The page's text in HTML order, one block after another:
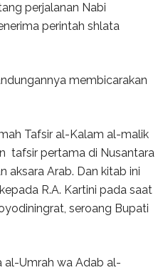
perjalanan Nabi
perintah shlata
membicarakan
Tafsir al-Kalam al-malik
tafsir pertama di Nusantara
aksara Arab. Dan kitab ini
R.A. Kartini pada saat
seroang Bupati
al-Umrah wa Adab al-